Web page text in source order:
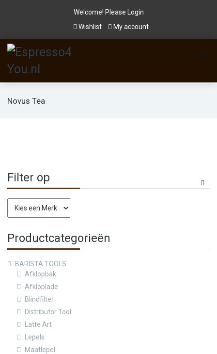
Welcome! Please
Login
Wishlist
My account
Novus Tea
Filter op
Productcategorieën
BARISTA TOOLS
Afklopbak
Afkloplade
Blindfilter
Distributor Tool
Latte Art
Lepels
Maatlepel